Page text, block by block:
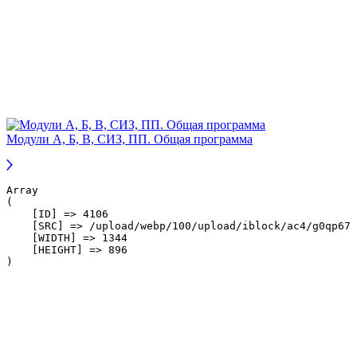
Модули А, Б, В, СИЗ, ПП. Общая программа
Array
(
    [ID] => 4106
[SRC] => /upload/webp/100/upload/iblock/ac4/
    [WIDTH] => 1344
    [HEIGHT] => 896